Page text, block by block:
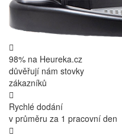
98% na Heureka.cz
důvěřují nám stovky
zákazníků
Rychlé dodání
v průměru za 1 pracovní den